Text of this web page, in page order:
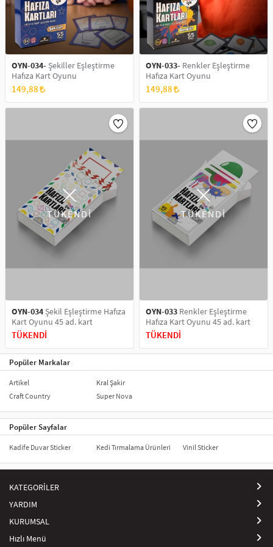
OYN-034- Şekiller Eşleştirme
Hafıza Kart Oyunu
149,88
OYN-033- Renkler Eşleştirme
Hafıza Kart Oyunu
149,88
TÜKENDİ
OYN-034 Şekil Eşleştirme Hafıza
Kart Oyunu 45 ad. kart
TÜKENDİ
TÜKENDİ
OYN-033 Renkler Eşleştirme
Hafıza Kart Oyunu 45 ad. kart
TÜKENDİ
Popüler Markalar
Artikel
Craft Country
Kral Şakir
Super Nova
Popüler Sayfalar
Kadife Duvar Sticker Kedi Tırmalama Ürünleri Vinil Sticker
KATEGORİLER
YARDIM
KURUMSAL
Hızlı Menü